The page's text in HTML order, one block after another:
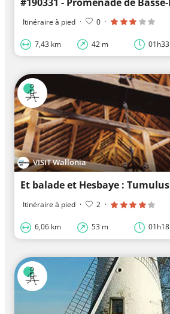
Itinéraire à pied · 0 ·
7,43 km 42 m 01h33
VISIT Wallonia
Et balade et Hesbaye : Tumulus
Itinéraire à pied · 2 ·
6,06 km 53 m 01h18